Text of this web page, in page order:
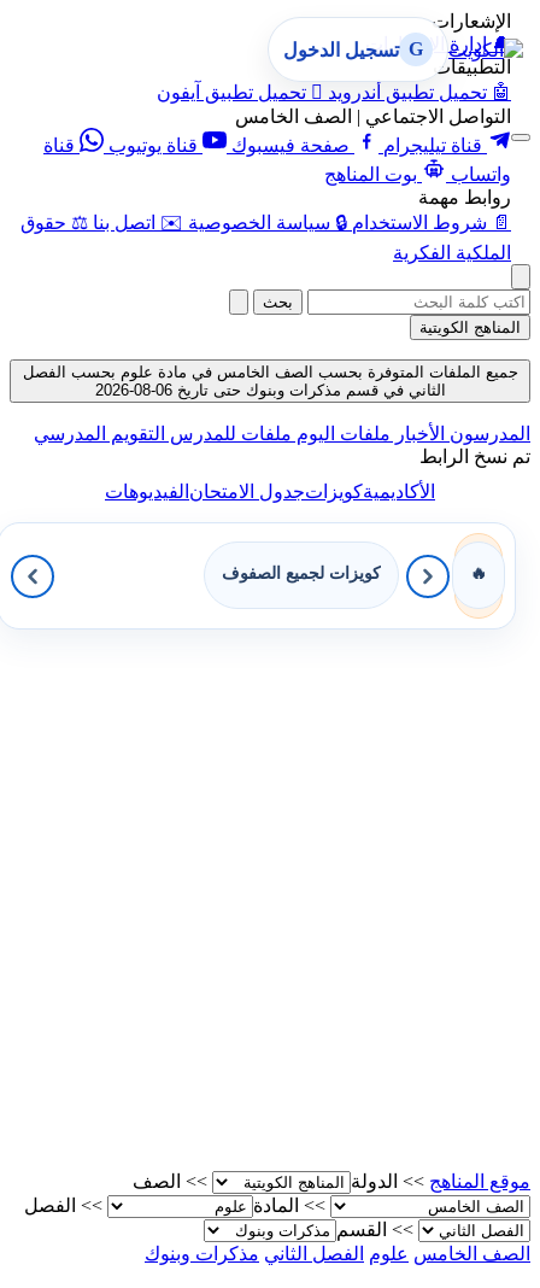
الإشعارات
🔔 إدارة الإشعارات
التطبيقات
🤖 تحميل تطبيق أندرويد  تحميل تطبيق آيفون
التواصل الاجتماعي | الصف الخامس
قناة تيليجرام
صفحة فيسبوك قناة يوتيوب
قناة
واتساب
بوت المناهج
روابط مهمة
📄 شروط الاستخدام 🔒 سياسة الخصوصية ✉️ اتصل بنا ⚖️ حقوق
الملكية الفكرية
G تسجيل الدخول
بحث
المناهج الكويتية
جميع الملفات المتوفرة بحسب الصف الخامس في مادة علوم بحسب الفصل
الثاني في قسم مذكرات وبنوك حتى تاريخ 06-08-2026
المدرسون الأخبار ملفات اليوم ملفات للمدرس التقويم المدرسي
تم نسخ الرابط
الأكاديميةكويزاتجدول الامتحانالفيديوهات
🔥 كويزات لجميع الصفوف
موقع المناهج >> الدولة >>
الصف
>>
المادة >>
الفصل
>>
القسم
الصف الخامس علوم الفصل الثاني مذكرات وبنوك